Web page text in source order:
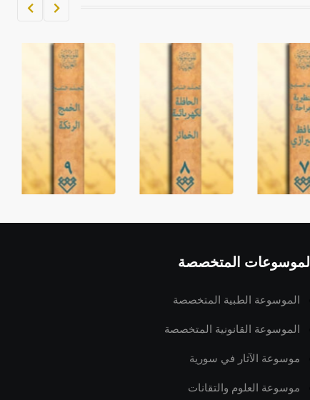
حيث تقتصر القيمة الصوتية للعلامة الك
الموسوعات المتخصصة
الموسوعة الطبية المتخصصة
الموسوعة القانونية المتخصصة
موسوعة الآثار في سورية
موسوعة العلوم والتقانات